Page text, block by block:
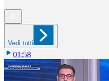
Vedi tutti
01:58